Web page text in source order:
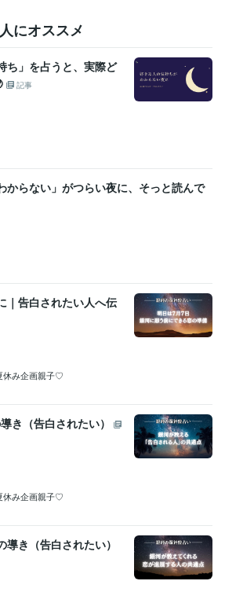
にオススメ
ち」を占うと、実際ど
記事
からない」がつらい夜に、そっと読んで
｜告白されたい人へ伝
休み企画親子♡
き（告白されたい）
休み企画親子♡
き（告白されたい）